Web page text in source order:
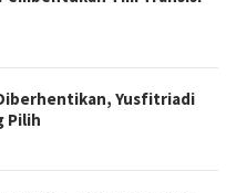
Yusfitriadi
Pilih